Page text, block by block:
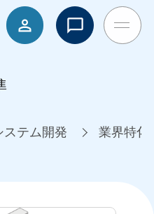
ステム開発 業界特化